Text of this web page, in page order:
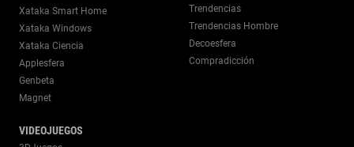
Xataka Smart Home
Xataka Windows
Xataka Ciencia
Applesfera
Genbeta
Magnet
VIDEOJUEGOS
Trendencias
Trendencias Hombre
Decoesfera
Compradicción